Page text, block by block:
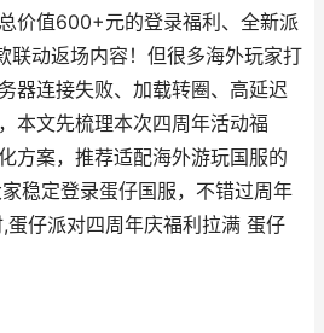
价值600+元的登录福利、全新派
联动返场内容！但很多海外玩家打
器连接失败、加载转圈、高延迟
本文先梳理本次四周年活动福
方案，推荐适配海外游玩国服的
稳定登录蛋仔国服，不错过周年
蛋仔派对四周年庆福利拉满 蛋仔